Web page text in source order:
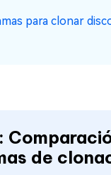
para clonar
de